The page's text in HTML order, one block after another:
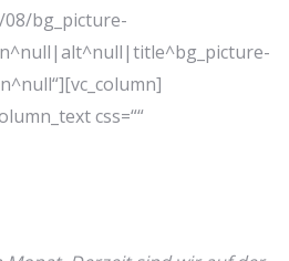
bg_picture-
css=““